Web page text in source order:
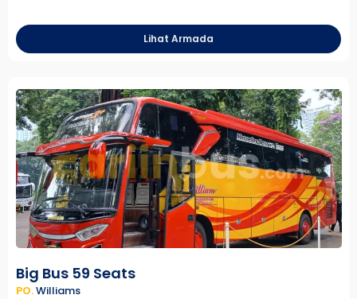
Lihat Armada
Big Bus 59 Seats
PO.Williams